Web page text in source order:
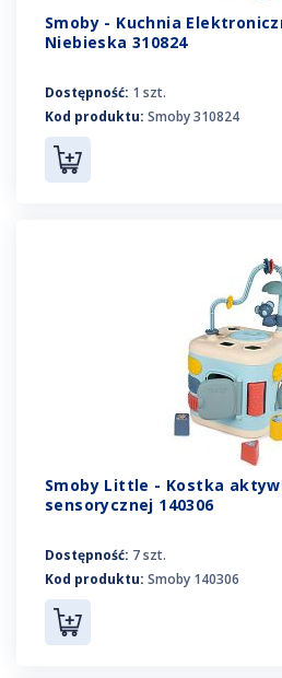
Smoby - Kuchnia
Niebieska 310824
Dostępność: 1 szt.
Kod produktu: Smoby 310824
Smoby Little - Kostka
sensorycznej 140306
Dostępność: 7 szt.
Kod produktu: Smoby 140306